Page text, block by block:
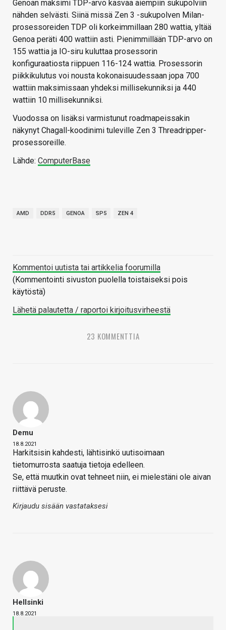
Genoan maksimi TDP-arvo kasvaa aiempiin sukupolviin
nähden selvästi. Siinä missä Zen 3 -sukupolven Milan-
prosessoreiden TDP oli korkeimmillaan 280 wattia, yltää
Genoa peräti 400 wattiin asti. Pienimmillään TDP-arvo on
155 wattia ja IO-siru kuluttaa prosessorin
konfiguraatiosta riippuen 116-124 wattia. Prosessorin
piikkikulutus voi nousta kokonaisuudessaan jopa 700
wattiin maksimissaan yhdeksi millisekunniksi ja 440
wattiin 10 millisekunniksi.
Vuodossa on lisäksi varmistunut roadmapeissakin
näkynyt Chagall-koodinimi tuleville Zen 3 Threadripper-
prosessoreille.
Lähde: ComputerBase
AMD DDR5 GENOA SP5 ZEN 4
Kommentoi uutista tai artikkelia foorumilla
(Kommentointi sivuston puolella toistaiseksi pois
käytöstä)
Lähetä palautetta / raportoi kirjoitusvirheestä
23 KOMMENTTIA
Demu
18.8.2021
Harkitsisin kahdesti, lähtisinkö uutisoimaan
tietomurrosta saatuja tietoja edelleen.
Se, että muutkin ovat tehneet niin, ei mielestäni ole aivan
riittävä peruste.
Kirjaudu sisään vastataksesi
Hellsinki
18.8.2021